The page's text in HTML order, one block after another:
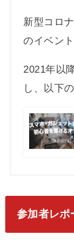
新型コロ
のイベン
2021年以
し、以下
参加者レポ